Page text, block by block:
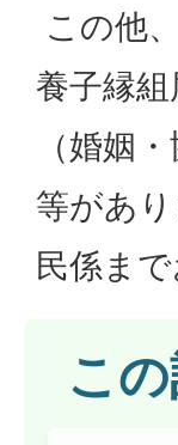
この他
養子縁
（婚姻
等があ
民係ま
こ